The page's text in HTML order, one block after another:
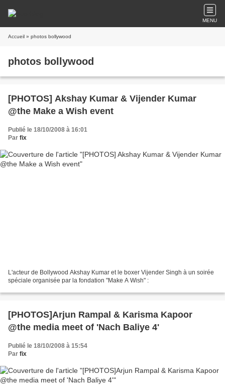
MENU
Accueil » photos bollywood
photos bollywood
[PHOTOS] Akshay Kumar & Vijender Kumar
@the Make a Wish event
Publié le 18/10/2008 à 16:01
Par fix
L'acteur de Bollywood Akshay Kumar et le boxer Vijender Singh à un soirée
spéciale organisée par la fondation "Make A Wish" :
[PHOTOS]Arjun Rampal & Karisma Kapoor
@the media meet of 'Nach Baliye 4'
Publié le 18/10/2008 à 15:54
Par fix